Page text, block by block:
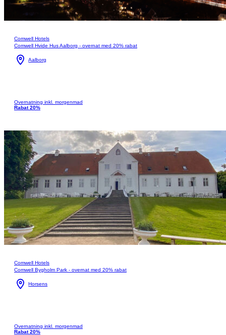
Comwell Hotels
Comwell Hvide Hus Aalborg - overnat med 20% rabat
Aalborg
Overnatning inkl. morgenmad
Rabat 20%
Comwell Hotels
Comwell Bygholm Park - overnat med 20% rabat
Horsens
Overnatning inkl. morgenmad
Rabat 20%